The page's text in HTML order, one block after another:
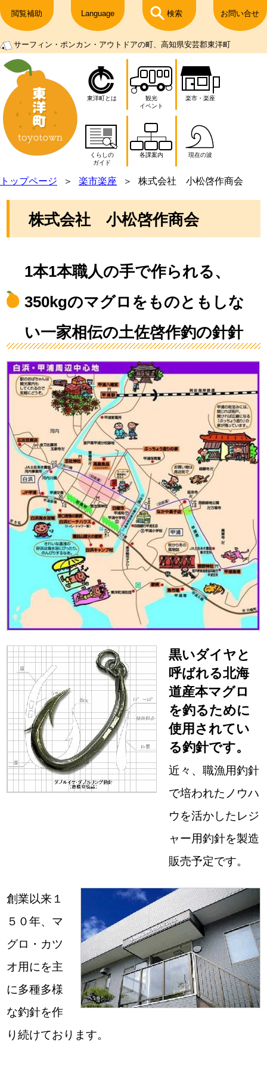
閲覧補助 Language 検索 お問い合せ
サーフィン・ポンカン・アウトドアの町、高知県安芸郡東洋町
東洋町とは
観光
イベント
楽市・楽座
くらしの
ガイド
各課案内 現在の波
トップページ 楽市楽座 株式会社 小松啓作商会
株式会社 小松啓作商会
1本1本職人の手で作られる、
350kgのマグロをものともしな
い一家相伝の土佐啓作釣の針針
黒いダイヤと
呼ばれる北海
道産本マグロ
を釣るために
使用されてい
る釣針です。
近々、職漁用釣針
で培われたノウハ
ウを活かしたレジ
ャー用釣針を製造
販売予定です。
創業以来１
５０年、マ
グロ・カツ
オ用にを主
に多種多様
な釣針を作
り続けております。